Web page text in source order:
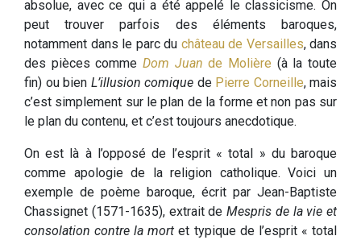
absolue, avec ce qui a été appelé le classicisme. On
peut trouver parfois des éléments baroques,
notamment dans le parc du château de Versailles, dans
des pièces comme Dom Juan de Molière (à la toute
fin) ou bien L’illusion comique de Pierre Corneille, mais
c’est simplement sur le plan de la forme et non pas sur
le plan du contenu, et c’est toujours anecdotique.
On est là à l’opposé de l’esprit « total » du baroque
comme apologie de la religion catholique. Voici un
exemple de poème baroque, écrit par Jean-Baptiste
Chassignet (1571-1635), extrait de Mespris de la vie et
consolation contre la mort et typique de l’esprit « total